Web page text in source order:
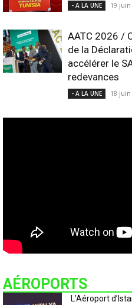
- A LA UNE 19 juin
AATC 2026 /
de la
accélérer le
redevances
- A LA UNE 18 juin
AÉROPORTS
L’Aéroport